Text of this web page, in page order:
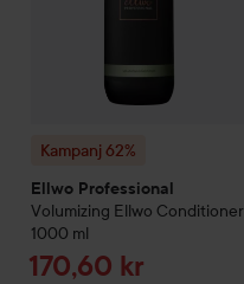
Kampanj 62%
Ellwo Professional
Volumizing Ellwo Conditioner
1000 ml
Reapris
170,60 kr